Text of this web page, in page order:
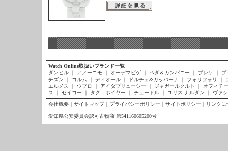
Watch Online取扱いブランド一覧
ダンヒル
｜ アノーニモ ｜ オーデマピゲ ｜ ベダ＆カンパニー ｜ ブレゲ ｜
ブ
チズン
｜ コルム ｜ ディオール ｜ ドルチェ&ガッバーナ ｜ フォリフォリ ｜
エルメス
｜ ウブロ ｜ アイダブリューシー ｜ ジャガールクルト ｜
オフィチ
ス
｜ セイコー ｜ タグ ホイヤー ｜ チュードル ｜ ユリス ナルダン ｜ ヴァ
会社概要 ｜ サイトマップ｜ プライバシーポリシー ｜ サイトポリシー ｜ リンクに
愛知県公安委員会認可古物商 第541160605200号